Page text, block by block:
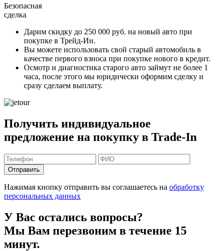
Безопасная
сделка
Дарим скидку до 250 000 руб. на новый авто при
покупке в Трейд-Ин.
Вы можете использовать свой старый автомобиль в
качестве первого взноса при покупке нового в кредит.
Осмотр и диагностика старого авто займут не более 1
часа, после этого мы юридически оформим сделку и
сразу сделаем выплату.
Получить индивидуальное
предложение на покупку в Trade-In
Отправить
Нажимая кнопку отправить вы соглашаетесь на обработку
персональных данных
У Вас остались вопросы?
Мы Вам перезвоним в течение 15
минут.